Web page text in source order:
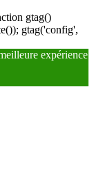
gtag()
gtag('config',
expérience